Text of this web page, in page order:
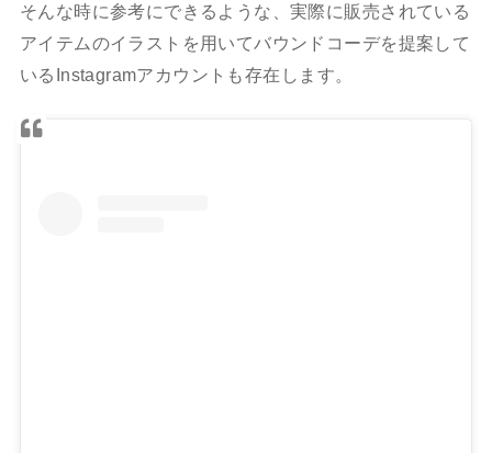
そんな時に参考にできるような、実際に販売されている
アイテムのイラストを用いてバウンドコーデを提案して
いるInstagramアカウントも存在します。